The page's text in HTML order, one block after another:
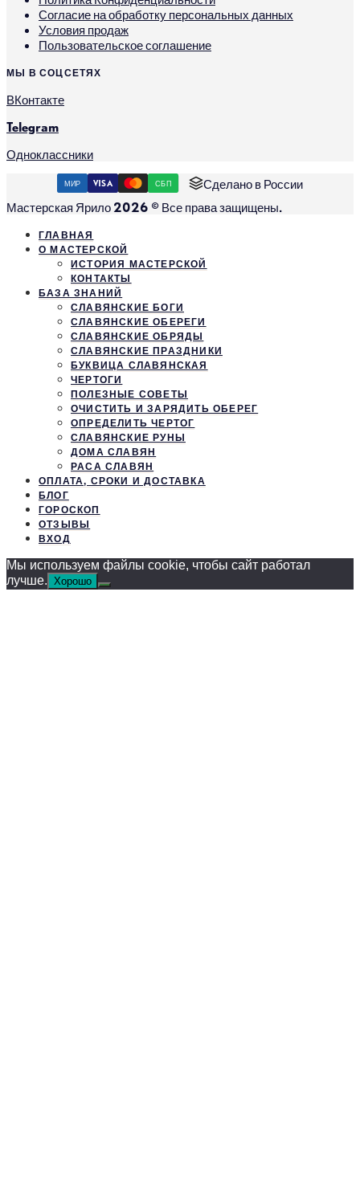
Согласие на обработку персональных данных
Условия продаж
Пользовательское соглашение
МЫ В СОЦСЕТЯХ
ВКонтакте
Telegram
Одноклассники
МИР VISA СБП
Сделано в России
Мастерская Ярило 2026 © Все права защищены.
ГЛАВНАЯ
О МАСТЕРСКОЙ
ИСТОРИЯ МАСТЕРСКОЙ
КОНТАКТЫ
БАЗА ЗНАНИЙ
СЛАВЯНСКИЕ БОГИ
СЛАВЯНСКИЕ ОБЕРЕГИ
СЛАВЯНСКИЕ ОБРЯДЫ
СЛАВЯНСКИЕ ПРАЗДНИКИ
БУКВИЦА СЛАВЯНСКАЯ
ЧЕРТОГИ
ПОЛЕЗНЫЕ СОВЕТЫ
ОЧИСТИТЬ И ЗАРЯДИТЬ ОБЕРЕГ
ОПРЕДЕЛИТЬ ЧЕРТОГ
СЛАВЯНСКИЕ РУНЫ
ДОМА СЛАВЯН
РАСА СЛАВЯН
ОПЛАТА, СРОКИ И ДОСТАВКА
БЛОГ
ГОРОСКОП
ОТЗЫВЫ
ВХОД
Мы используем файлы cookie, чтобы сайт работал
лучше. Хорошо